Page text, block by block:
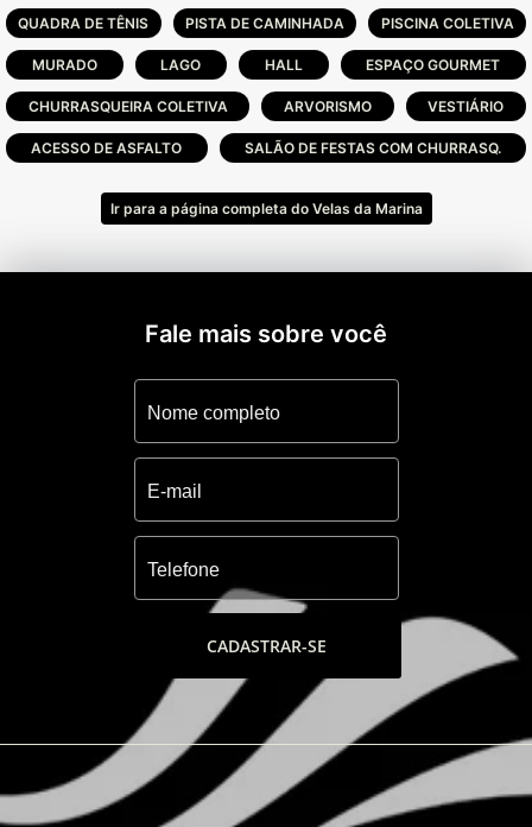
QUADRA DE TÊNIS PISTA DE CAMINHADA PISCINA COLETIVA
MURADO LAGO HALL ESPAÇO GOURMET
CHURRASQUEIRA COLETIVA ARVORISMO VESTIÁRIO
ACESSO DE ASFALTO SALÃO DE FESTAS COM CHURRASQ.
Ir para a página completa do Velas da Marina
Fale mais sobre você
CADASTRAR-SE